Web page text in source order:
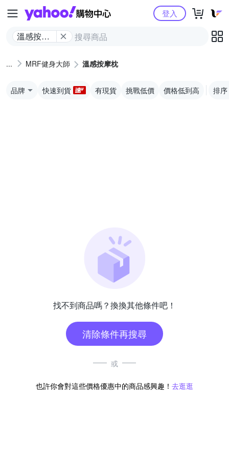
Yahoo購物中心
溫感按摩
登入
MRF健身大師 溫感按摩枕
品牌 快速到貨 有現貨 挑戰低價 價格低到高 排序
找不到商品嗎？換換其他條件吧！
清除條件再搜尋
或
也許你會對這些價格優惠中的商品感興趣！ 去逛逛